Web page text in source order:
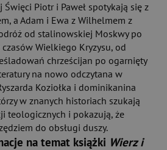
Święci Piotr i Paweł spotykają się z
a Adam i Ewa z Wilhelmem z
od stalinowskiej Moskwy po
Wielkiego Kryzysu, od
chrześcijan po ogarnięty
na nowo odczytana w
Koziołka i dominikanina
w znanych historiach szukają
teologicznych i pokazują, że
do obsługi duszy.
na temat książki Wierz i